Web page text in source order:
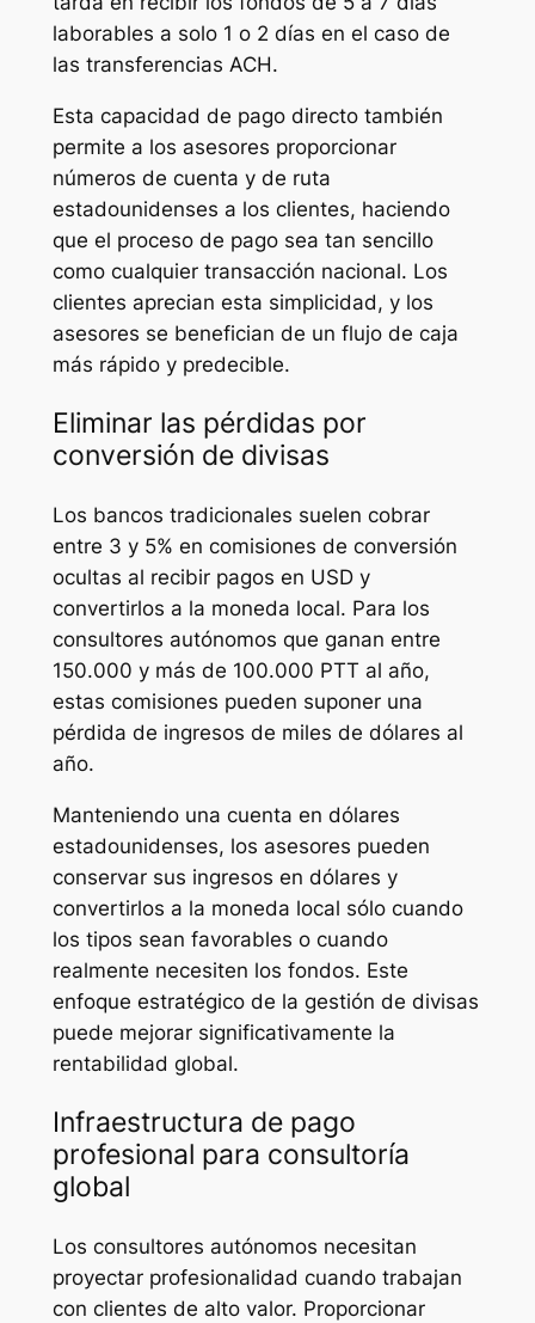
laborables a solo 1 o 2 días en el caso de
las transferencias ACH.
Esta capacidad de pago directo también
permite a los asesores proporcionar
números de cuenta y de ruta
estadounidenses a los clientes, haciendo
que el proceso de pago sea tan sencillo
como cualquier transacción nacional. Los
clientes aprecian esta simplicidad, y los
asesores se benefician de un flujo de caja
más rápido y predecible.
Eliminar las pérdidas por
conversión de divisas
Los bancos tradicionales suelen cobrar
entre 3 y 5% en comisiones de conversión
ocultas al recibir pagos en USD y
convertirlos a la moneda local. Para los
consultores autónomos que ganan entre
150.000 y más de 100.000 PTT al año,
estas comisiones pueden suponer una
pérdida de ingresos de miles de dólares al
año.
Manteniendo una cuenta en dólares
estadounidenses, los asesores pueden
conservar sus ingresos en dólares y
convertirlos a la moneda local sólo cuando
los tipos sean favorables o cuando
realmente necesiten los fondos. Este
enfoque estratégico de la gestión de divisas
puede mejorar significativamente la
rentabilidad global.
Infraestructura de pago
profesional para consultoría
global
Los consultores autónomos necesitan
proyectar profesionalidad cuando trabajan
con clientes de alto valor. Proporcionar